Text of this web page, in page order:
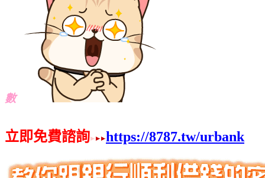
數
立即免費諮詢 https://8787.tw/urbank